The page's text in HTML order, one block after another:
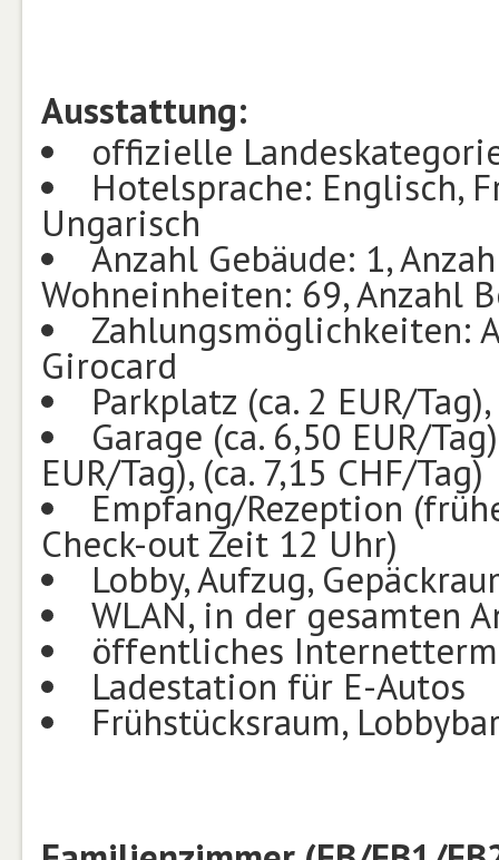
Ausstattung:
offizielle
Hotelsprache: Englisch,
Ungarisch
Anzahl Gebäude: 1,
Wohneinheiten: 69, Anzahl
Zahlungsmöglichkeiten:
Girocard
Parkplatz (ca. 2 EUR/
Garage (ca. 6,50 EUR/
EUR/Tag), (ca. 7,15 CHF/Tag)
Empfang/Rezeption
Check-out Zeit 12 Uhr)
Lobby, Aufzug,
WLAN, in der gesamten
öffentliches
Ladestation für E-Autos
Frühstücksraum,